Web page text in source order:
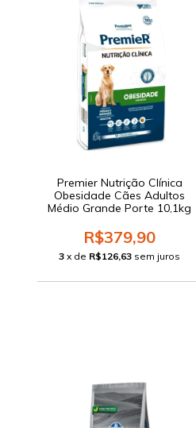
Premier Nutrição Clínica
Obesidade Cães Adultos
Médio Grande Porte 10,1kg
R$379,90
3 x de R$126,63 sem juros